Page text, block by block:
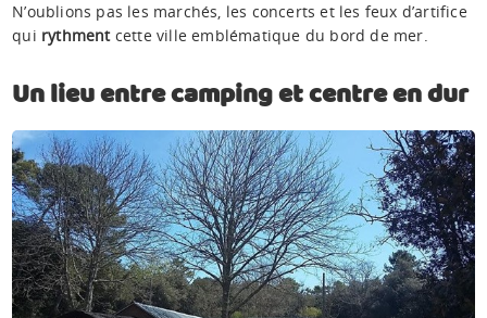
N’oublions pas les marchés, les concerts et les feux d’artifice
qui rythmentcette ville emblématique du bord de mer.
Un lieu entre camping et centre en dur